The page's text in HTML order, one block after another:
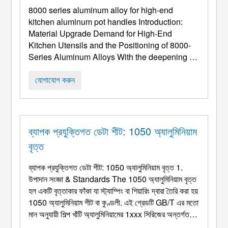
8000series aluminum alloy for high-end
kitchen aluminum pot handles Introduction:
Material Upgrade Demand for High-End
Kitchen Utensils and the Positioning of 8000-
Series Aluminum Alloys With the deepening of
প্রবণতা, হাই-এন্ড রান্নাঘরের অ্যালুমিনিয়াম পাত্র (যেমন প্রিমিয়াম
যোগাযোগ করুন
ব্যাপক প্রযুক্তিগত ডেটা শীট: 1050 অ্যালুমিনিয়াম
বৃত্ত
ব্যাপক প্রযুক্তিগত ডেটা শীট: 1050 অ্যালুমিনিয়াম বৃত্ত 1.
উপাদান সংজ্ঞা &
Standards The 1050 অ্যালুমিনিয়াম বৃত্ত
হল একটি বৃত্তাকার ফাঁকা যা স্ট্যাম্পিং বা শিয়ারিং দ্বারা তৈরি করা হয়
1050 অ্যালুমিনিয়াম শীট বা কুণ্ডলী. এই গ্রেডটি GB/T এর মতো
মান অনুযায়ী শিল্প খাঁটি অ্যালুমিনিয়ামের 1xxx সিরিজের অন্তর্গত